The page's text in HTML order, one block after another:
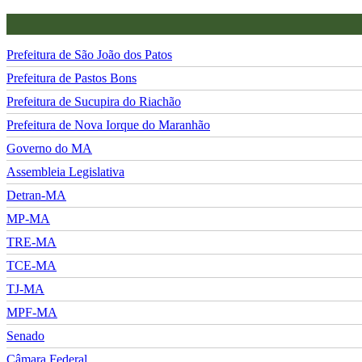
Prefeitura de São João dos Patos
Prefeitura de Pastos Bons
Prefeitura de Sucupira do Riachão
Prefeitura de Nova Iorque do Maranhão
Governo do MA
Assembleia Legislativa
Detran-MA
MP-MA
TRE-MA
TCE-MA
TJ-MA
MPF-MA
Senado
Câmara Federal